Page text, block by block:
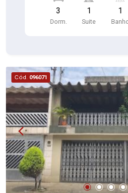
uma suíte, Sala, cozinha,
uma excelente varanda
3
Dorm.
1
Suite
1
Cód. 096071